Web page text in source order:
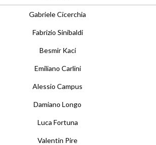
Gabriele Cicerchia
Fabrizio Sinibaldi
Besmir Kaci
Emiliano Carlini
Alessio Campus
Damiano Longo
Luca Fortuna
Valentin Pire